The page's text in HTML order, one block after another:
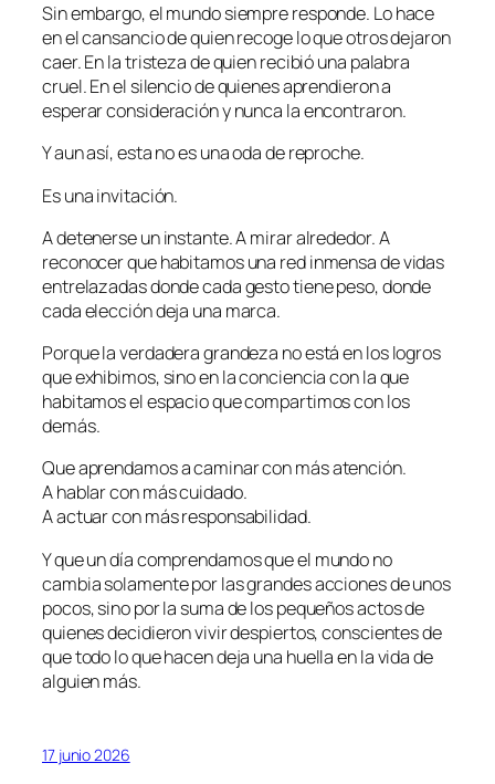
Sin embargo, el mundo siempre responde. Lo hace
en el cansancio de quien recoge lo que otros dejaron
caer. En la tristeza de quien recibió una palabra
cruel. En el silencio de quienes aprendieron a
esperar consideración y nunca la encontraron.
Y aun así, esta no es una oda de reproche.
Es una invitación.
A detenerse un instante. A mirar alrededor. A
reconocer que habitamos una red inmensa de vidas
entrelazadas donde cada gesto tiene peso, donde
cada elección deja una marca.
Porque la verdadera grandeza no está en los logros
que exhibimos, sino en la conciencia con la que
habitamos el espacio que compartimos con los
demás.
Que aprendamos a caminar con más atención.
A hablar con más cuidado.
A actuar con más responsabilidad.
Y que un día comprendamos que el mundo no
cambia solamente por las grandes acciones de unos
pocos, sino por la suma de los pequeños actos de
quienes decidieron vivir despiertos, conscientes de
que todo lo que hacen deja una huella en la vida de
alguien más.
17 junio 2026